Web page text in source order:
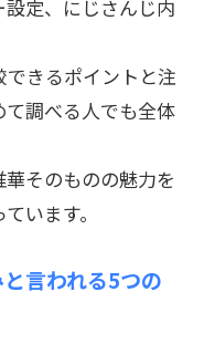
定、にじさんじ内
きるポイントと注
調べる人でも全体
そのものの魅力を
います。
言われる5つの